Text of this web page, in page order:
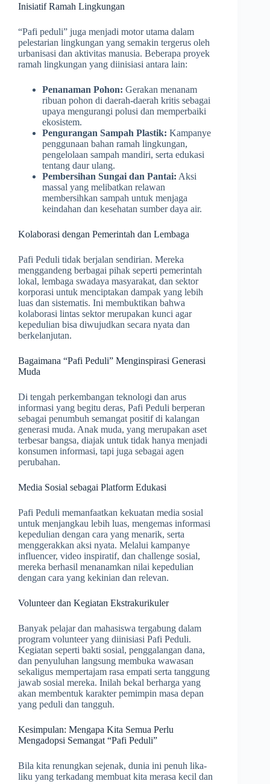
Inisiatif Ramah Lingkungan
“Pafi peduli” juga menjadi motor utama dalam
pelestarian lingkungan yang semakin tergerus oleh
urbanisasi dan aktivitas manusia. Beberapa proyek
ramah lingkungan yang diinisiasi antara lain:
Penanaman Pohon: Gerakan menanam
ribuan pohon di daerah-daerah kritis sebagai
upaya mengurangi polusi dan memperbaiki
ekosistem.
Pengurangan Sampah Plastik: Kampanye
penggunaan bahan ramah lingkungan,
pengelolaan sampah mandiri, serta edukasi
tentang daur ulang.
Pembersihan Sungai dan Pantai: Aksi
massal yang melibatkan relawan
membersihkan sampah untuk menjaga
keindahan dan kesehatan sumber daya air.
Kolaborasi dengan Pemerintah dan Lembaga
Pafi Peduli tidak berjalan sendirian. Mereka
menggandeng berbagai pihak seperti pemerintah
lokal, lembaga swadaya masyarakat, dan sektor
korporasi untuk menciptakan dampak yang lebih
luas dan sistematis. Ini membuktikan bahwa
kolaborasi lintas sektor merupakan kunci agar
kepedulian bisa diwujudkan secara nyata dan
berkelanjutan.
Bagaimana “Pafi Peduli” Menginspirasi Generasi
Muda
Di tengah perkembangan teknologi dan arus
informasi yang begitu deras, Pafi Peduli berperan
sebagai penumbuh semangat positif di kalangan
generasi muda. Anak muda, yang merupakan aset
terbesar bangsa, diajak untuk tidak hanya menjadi
konsumen informasi, tapi juga sebagai agen
perubahan.
Media Sosial sebagai Platform Edukasi
Pafi Peduli memanfaatkan kekuatan media sosial
untuk menjangkau lebih luas, mengemas informasi
kepedulian dengan cara yang menarik, serta
menggerakkan aksi nyata. Melalui kampanye
influencer, video inspiratif, dan challenge sosial,
mereka berhasil menanamkan nilai kepedulian
dengan cara yang kekinian dan relevan.
Volunteer dan Kegiatan Ekstrakurikuler
Banyak pelajar dan mahasiswa tergabung dalam
program volunteer yang diinisiasi Pafi Peduli.
Kegiatan seperti bakti sosial, penggalangan dana,
dan penyuluhan langsung membuka wawasan
sekaligus mempertajam rasa empati serta tanggung
jawab sosial mereka. Inilah bekal berharga yang
akan membentuk karakter pemimpin masa depan
yang peduli dan tangguh.
Kesimpulan: Mengapa Kita Semua Perlu
Mengadopsi Semangat “Pafi Peduli”
Bila kita renungkan sejenak, dunia ini penuh lika-
liku yang terkadang membuat kita merasa kecil dan